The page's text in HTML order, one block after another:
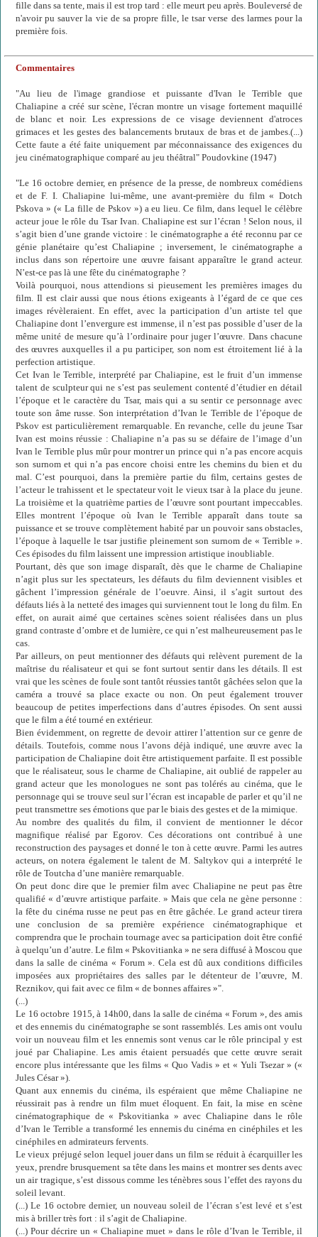
fille dans sa tente, mais il est trop tard : elle meurt peu après. Bouleversé de
n'avoir pu sauver la vie de sa propre fille, le tsar verse des larmes pour la
première fois.
Commentaires
"Au lieu de l'image grandiose et puissante d'Ivan le Terrible que
Chaliapine a créé sur scène, l'écran montre un visage fortement maquillé
de blanc et noir. Les expressions de ce visage deviennent d'atroces
grimaces et les gestes des balancements brutaux de bras et de jambes.(...)
Cette faute a été faite uniquement par méconnaissance des exigences du
jeu cinématographique comparé au jeu théâtral" Poudovkine (1947)
"Le 16 octobre dernier, en présence de la presse, de nombreux comédiens
et de F. I. Chaliapine lui-même, une avant-première du film « Dotch
Pskova » (« La fille de Pskov ») a eu lieu. Ce film, dans lequel le célèbre
acteur joue le rôle du Tsar Ivan. Chaliapine est sur l’écran ! Selon nous, il
s’agit bien d’une grande victoire : le cinématographe a été reconnu par ce
génie planétaire qu’est Chaliapine ; inversement, le cinématographe a
inclus dans son répertoire une œuvre faisant apparaître le grand acteur.
N’est-ce pas là une fête du cinématographe ?
Voilà pourquoi, nous attendions si pieusement les premières images du
film. Il est clair aussi que nous étions exigeants à l’égard de ce que ces
images révèleraient. En effet, avec la participation d’un artiste tel que
Chaliapine dont l’envergure est immense, il n’est pas possible d’user de la
même unité de mesure qu’à l’ordinaire pour juger l’œuvre. Dans chacune
des œuvres auxquelles il a pu participer, son nom est étroitement lié à la
perfection artistique.
Cet Ivan le Terrible, interprété par Chaliapine, est le fruit d’un immense
talent de sculpteur qui ne s’est pas seulement contenté d’étudier en détail
l’époque et le caractère du Tsar, mais qui a su sentir ce personnage avec
toute son âme russe. Son interprétation d’Ivan le Terrible de l’époque de
Pskov est particulièrement remarquable. En revanche, celle du jeune Tsar
Ivan est moins réussie : Chaliapine n’a pas su se défaire de l’image d’un
Ivan le Terrible plus mûr pour montrer un prince qui n’a pas encore acquis
son surnom et qui n’a pas encore choisi entre les chemins du bien et du
mal. C’est pourquoi, dans la première partie du film, certains gestes de
l’acteur le trahissent et le spectateur voit le vieux tsar à la place du jeune.
La troisième et la quatrième parties de l’œuvre sont pourtant impeccables.
Elles montrent l’époque où Ivan le Terrible apparaît dans toute sa
puissance et se trouve complètement habité par un pouvoir sans obstacles,
l’époque à laquelle le tsar justifie pleinement son surnom de « Terrible ».
Ces épisodes du film laissent une impression artistique inoubliable.
Pourtant, dès que son image disparaît, dès que le charme de Chaliapine
n’agit plus sur les spectateurs, les défauts du film deviennent visibles et
gâchent l’impression générale de l’oeuvre. Ainsi, il s’agit surtout des
défauts liés à la netteté des images qui surviennent tout le long du film. En
effet, on aurait aimé que certaines scènes soient réalisées dans un plus
grand contraste d’ombre et de lumière, ce qui n’est malheureusement pas le
cas.
Par ailleurs, on peut mentionner des défauts qui relèvent purement de la
maîtrise du réalisateur et qui se font surtout sentir dans les détails. Il est
vrai que les scènes de foule sont tantôt réussies tantôt gâchées selon que la
caméra a trouvé sa place exacte ou non. On peut également trouver
beaucoup de petites imperfections dans d’autres épisodes. On sent aussi
que le film a été tourné en extérieur.
Bien évidemment, on regrette de devoir attirer l’attention sur ce genre de
détails. Toutefois, comme nous l’avons déjà indiqué, une œuvre avec la
participation de Chaliapine doit être artistiquement parfaite. Il est possible
que le réalisateur, sous le charme de Chaliapine, ait oublié de rappeler au
grand acteur que les monologues ne sont pas tolérés au cinéma, que le
personnage qui se trouve seul sur l’écran est incapable de parler et qu’il ne
peut transmettre ses émotions que par le biais des gestes et de la mimique.
Au nombre des qualités du film, il convient de mentionner le décor
magnifique réalisé par Egorov. Ces décorations ont contribué à une
reconstruction des paysages et donné le ton à cette œuvre. Parmi les autres
acteurs, on notera également le talent de M. Saltykov qui a interprété le
rôle de Toutcha d’une manière remarquable.
On peut donc dire que le premier film avec Chaliapine ne peut pas être
qualifié « d’œuvre artistique parfaite. » Mais que cela ne gène personne :
la fête du cinéma russe ne peut pas en être gâchée. Le grand acteur tirera
une conclusion de sa première expérience cinématographique et
comprendra que le prochain tournage avec sa participation doit être confié
à quelqu’un d’autre. Le film « Pskovitianka » ne sera diffusé à Moscou que
dans la salle de cinéma « Forum ». Cela est dû aux conditions difficiles
imposées aux propriétaires des salles par le détenteur de l’œuvre, M.
Reznikov, qui fait avec ce film « de bonnes affaires »".
(...)
Le 16 octobre 1915, à 14h00, dans la salle de cinéma « Forum », des amis
et des ennemis du cinématographe se sont rassemblés. Les amis ont voulu
voir un nouveau film et les ennemis sont venus car le rôle principal y est
joué par Chaliapine. Les amis étaient persuadés que cette œuvre serait
encore plus intéressante que les films « Quo Vadis » et « Yuli Tsezar » («
Jules César »).
Quant aux ennemis du cinéma, ils espéraient que même Chaliapine ne
réussirait pas à rendre un film muet éloquent. En fait, la mise en scène
cinématographique de « Pskovitianka » avec Chaliapine dans le rôle
d’Ivan le Terrible a transformé les ennemis du cinéma en cinéphiles et les
cinéphiles en admirateurs fervents.
Le vieux préjugé selon lequel jouer dans un film se réduit à écarquiller les
yeux, prendre brusquement sa tête dans les mains et montrer ses dents avec
un air tragique, s’est dissous comme les ténèbres sous l’effet des rayons du
soleil levant.
(...) Le 16 octobre dernier, un nouveau soleil de l’écran s’est levé et s’est
mis à briller très fort : il s’agit de Chaliapine.
(...) Pour décrire un « Chaliapine muet » dans le rôle d’Ivan le Terrible, il